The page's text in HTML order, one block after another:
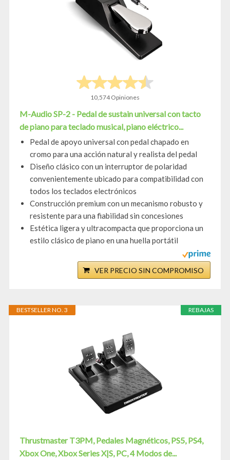
10,574 Opiniones
M-Audio SP-2 - Pedal de sustain universal con tacto
de piano para teclado musical, piano eléctrico...
Pedal de apoyo universal con pedal chapado en
cromo para una acción natural y realista del pedal
Diseño clásico con un interruptor de polaridad
convenientemente ubicado para compatibilidad con
todos los teclados electrónicos
Construcción premium con un mecanismo robusto y
resistente para una fiabilidad sin concesiones
Estética ligera y ultracompacta que proporciona un
estilo clásico de piano en una huella portátil
VER PRECIO SIN COMPROMISO
REBAJAS
BESTSELLER NO. 3
Thrustmaster T3PM, Pedales Magnéticos, PS5, PS4,
Xbox One, Xbox Series X|S, PC, 4 Modos de...